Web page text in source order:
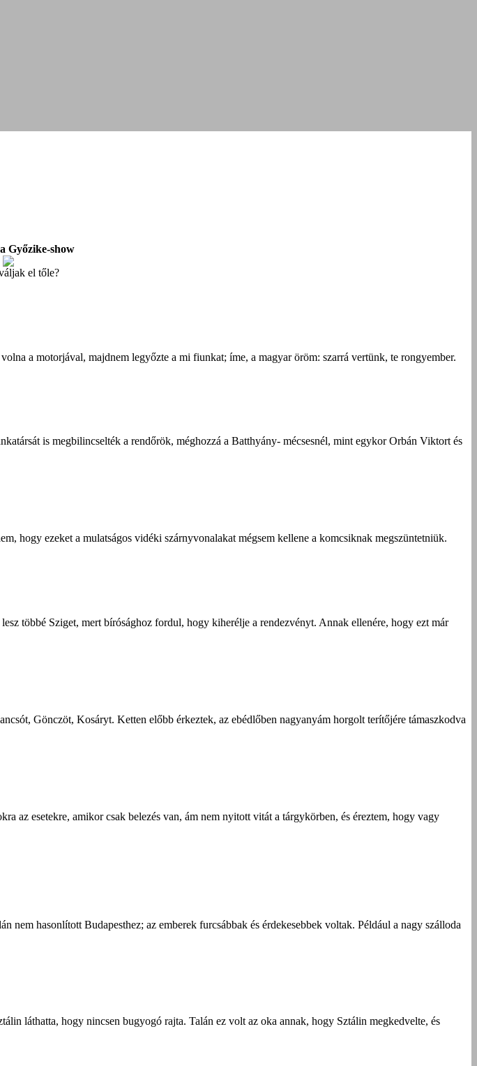
Győzike-show
el tőle?
a motorjával, majdnem legyőzte a mi fiunkat; íme, a magyar öröm: szarrá vertünk, te rongyember.
is megbilincselték a rendőrök, méghozzá a Batthyány- mécsesnél, mint egykor Orbán Viktort és
hogy ezeket a mulatságos vidéki szárnyvonalakat mégsem kellene a komcsiknak megszüntetniük.
többé Sziget, mert bírósághoz fordul, hogy kiherélje a rendezvényt. Annak ellenére, hogy ezt már
Gönczöt, Kosáryt. Ketten előbb érkeztek, az ebédlőben nagyanyám horgolt terítőjére támaszkodva
az esetekre, amikor csak belezés van, ám nem nyitott vitát a tárgykörben, és éreztem, hogy vagy
nem hasonlított Budapesthez; az emberek furcsábbak és érdekesebbek voltak. Például a nagy szálloda
láthatta, hogy nincsen bugyogó rajta. Talán ez volt az oka annak, hogy Sztálin megkedvelte, és